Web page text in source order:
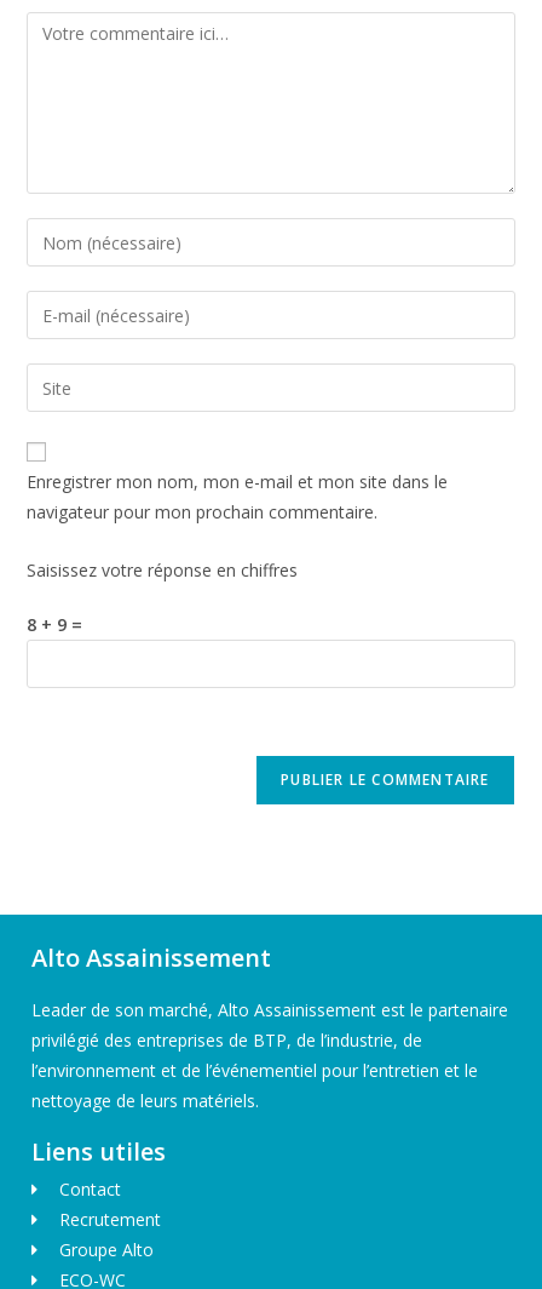
Enregistrer mon nom, mon e-mail et mon site dans le
navigateur pour mon prochain commentaire.
Saisissez votre réponse en chiffres
8 + 9 =
Alto Assainissement
Leader de son marché, Alto Assainissement est le partenaire
privilégié des entreprises de BTP, de l’industrie, de
l’environnement et de l’événementiel pour l’entretien et le
nettoyage de leurs matériels.
Liens utiles
Contact
Recrutement
Groupe Alto
ECO-WC